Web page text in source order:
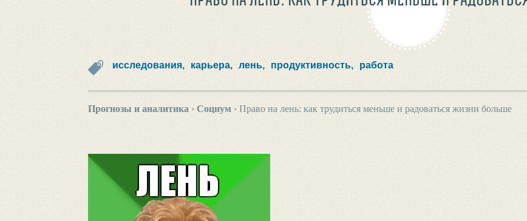
исследования, карьера, лень, продуктивность, работа
Прогнозы и аналитика › Социум› Право на лень: как трудиться меньше и радоваться жизни больше